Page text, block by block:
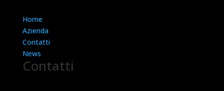
Home
Azienda
Contatti
News
Contatti